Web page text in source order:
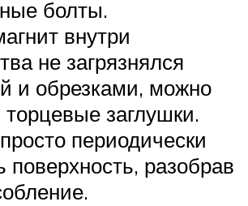
болты.
внутри
не загрязнялся
и обрезками, можно
торцевые заглушки.
периодически
поверхность, разобрав